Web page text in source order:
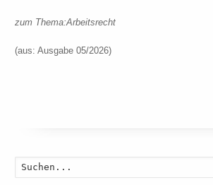
zum Thema:Arbeitsrecht
(aus: Ausgabe 05/2026)